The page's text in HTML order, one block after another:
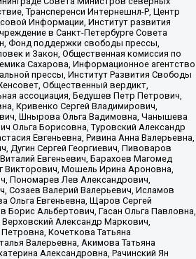
Трансперенси Интернешнл-Р, Центр
Информации, Институт развития
в Санкт-Петербурге Совета
Фонд поддержки свободы прессы,
и Закон, Общественная комиссия по
Сахарова, Информационное агентство
прессы, Институт Развития Свободы
Общественный вердикт,
ассоциация, Бедушев Петр Петрович,
Кривенко Сергей Владимирович,
Шнырова Ольга Вадимовна, Чанышева
Ольга Борисовна, Туровский Александр
Евгеньевна, Ривина Анна Валерьевна,
Дугин Сергей Георгиевич, Пивоваров
Евгеньевич, Барахоев Магомед
Викторович, Мошель Ирина Ароновна,
Пономарев Лев Александрович,
Созаев Валерий Валерьевич, Исламов
Ольга Евгеньевна, Щаров Сергей
Борис Альбертович, Гасан Ольга Павловна,
Александр Маркович,
Кочеткова Татьяна
Валерьевна, Акимова Татьяна
Александровна, Рачинский Ян